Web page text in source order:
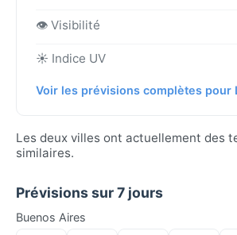
👁️ Visibilité
☀️ Indice UV
Voir les prévisions complètes pour
Les deux villes ont actuellement des
similaires.
Prévisions sur 7 jours
Buenos Aires